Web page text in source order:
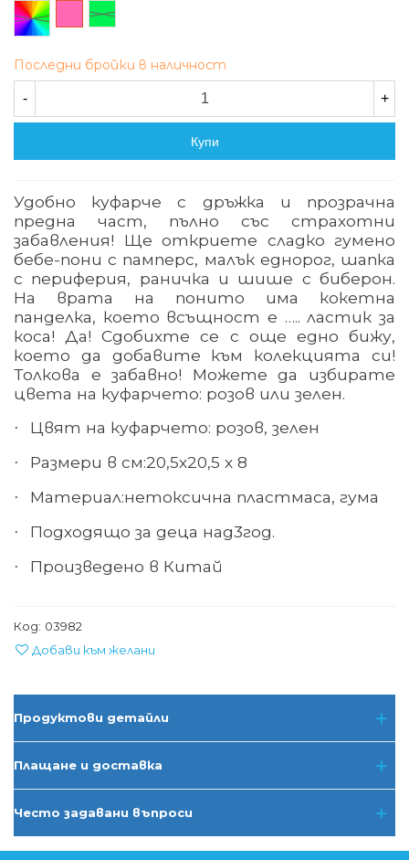
Произволен/
микс
РозовЗелен
Последни бройки в наличност
- +
Купи
Удобно куфарче с дръжка и прозрачна
предна част, пълно със страхотни
забавления! Ще откриете сладко гумено
бебе-пони с памперс, малък еднорог, шапка
с периферия, раничка и шише с биберон.
На врата на понито има кокетна
панделка, което всъщност е ….. ластик за
коса! Да! Сдобихте се с още едно бижу,
което да добавите към колекцията си!
Толкова е забавно! Можете да избирате
цвета на куфарчето: розов или зелен.
· Цвят на куфарчето: розов, зелен
· Размери в см:20,5х20,5 х 8
· Материал:нетоксична пластмаса, гума
· Подходящо за деца над3год.
· Произведено в Китай
Код: 03982
Добави към желани
Продуктови детайли
Плащане и доставка
Често задавани въпроси